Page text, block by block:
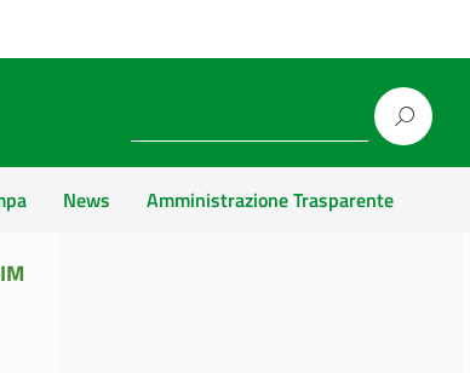
News Amministrazione Trasparente